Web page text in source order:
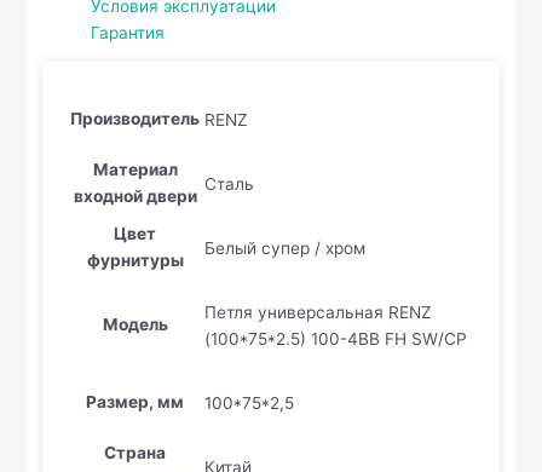
Условия эксплуатации
Гарантия
Производитель RENZ
Материал
входной двери
Сталь
Цвет
фурнитуры
Белый супер / хром
Модель
Петля универсальная RENZ
(100*75*2.5) 100-4BB FH SW/CP
Размер, мм 100*75*2,5
Страна
Китай